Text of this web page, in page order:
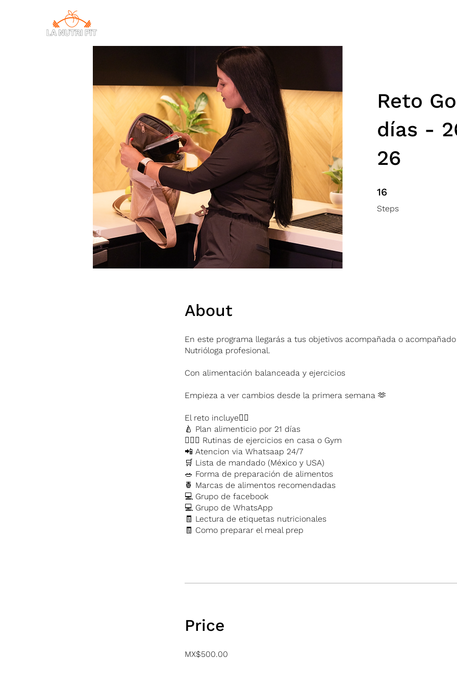
Reto
días -
26
16
Steps
16 Steps
About
En este programa llegarás a tus objetivos acompañada o
Nutrióloga profesional.
Con alimentación balanceada y ejercicios
Empieza a ver cambios desde la primera semana 🫶
El reto incluye👇🏻
🍐 Plan alimenticio por 21 días
🤸🏻‍♀️ Rutinas de ejercicios en casa o Gym
📲 Atencion via Whatsaap 24/7
🛒 Lista de mandado (México y USA)
🥗 Forma de preparación de alimentos
🍍 Marcas de alimentos recomendadas
💻 Grupo de facebook
💻 Grupo de WhatsApp
🧾 Lectura de etiquetas nutricionales
🧾 Como preparar el meal prep
Price
MX$500.00